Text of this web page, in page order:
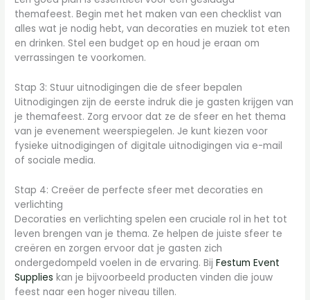
themafeest. Begin met het maken van een checklist van
alles wat je nodig hebt, van decoraties en muziek tot eten
en drinken. Stel een budget op en houd je eraan om
verrassingen te voorkomen.
Stap 3: Stuur uitnodigingen die de sfeer bepalen
Uitnodigingen zijn de eerste indruk die je gasten krijgen van
je themafeest. Zorg ervoor dat ze de sfeer en het thema
van je evenement weerspiegelen. Je kunt kiezen voor
fysieke uitnodigingen of digitale uitnodigingen via e-mail
of sociale media.
Stap 4: Creëer de perfecte sfeer met decoraties en
verlichting
Decoraties en verlichting spelen een cruciale rol in het tot
leven brengen van je thema. Ze helpen de juiste sfeer te
creëren en zorgen ervoor dat je gasten zich
ondergedompeld voelen in de ervaring. BijFestum Event
Supplies kan je bijvoorbeeld producten vinden die jouw
feest naar een hoger niveau tillen.